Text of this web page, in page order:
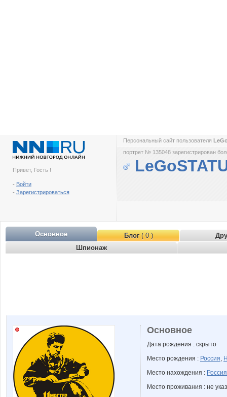
Привет, Гость !
- Войти
- Зарегистрироваться
Персональный сайт пользователя
портрет № 135048 зарегистрирован
Основное Блог( 0 )
Шпионаж
Основное
Дата рождения : скрыто
Место рождения : Россия,
Место нахождения : Россия
Место проживания : не